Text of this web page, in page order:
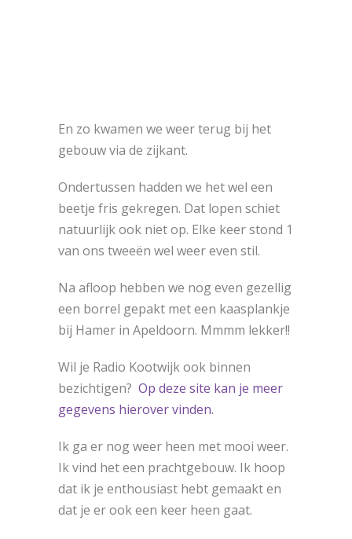
En zo kwamen we weer terug bij het
gebouw via de zijkant.
Ondertussen hadden we het wel een
beetje fris gekregen. Dat lopen schiet
natuurlijk ook niet op. Elke keer stond 1
van ons tweeën wel weer even stil.
Na afloop hebben we nog even gezellig
een borrel gepakt met een kaasplankje
bij Hamer in Apeldoorn. Mmmm lekker!!
Wil je Radio Kootwijk ook binnen
bezichtigen? Op deze site kan je meer
gegevens hierover vinden.
Ik ga er nog weer heen met mooi weer.
Ik vind het een prachtgebouw. Ik hoop
dat ik je enthousiast hebt gemaakt en
dat je er ook een keer heen gaat.